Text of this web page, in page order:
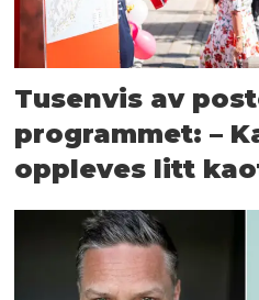
Tusenvis av
programmet: –
oppleves litt